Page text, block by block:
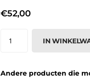
€52,00
IN
Andere producten die